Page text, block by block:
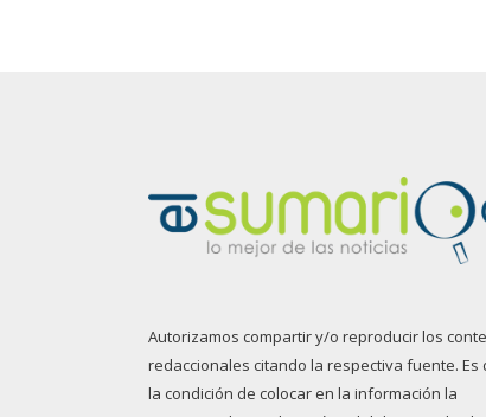
Autorizamos compartir y/o reproducir los
redaccionales citando la respectiva fuente. Es
la condición de colocar en la información la